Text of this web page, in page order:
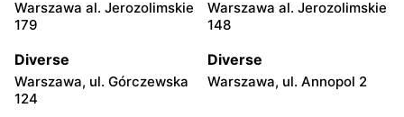
Warszawa al. Jerozolimskie
179
Warszawa al. Jerozolimskie
148
Diverse
Warszawa, ul. Górczewska
124
Diverse
Warszawa, ul. Annopol 2